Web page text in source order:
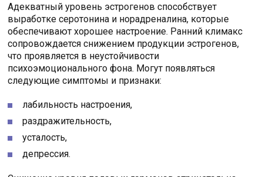
Адекватный уровень эстрогенов способствует
выработке серотонина и норадреналина, которые
обеспечивают хорошее настроение. Ранний климакс
сопровождается снижением продукции эстрогенов,
что проявляется в неустойчивости
психоэмоционального фона. Могут появляться
следующие симптомы и признаки:
лабильность настроения,
раздражительность,
усталость,
депрессия.